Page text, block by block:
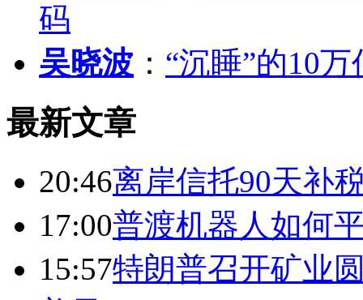
码
吴晓波 ： “沉睡”的10
最新文章
20:46离岸信托90天补
17:00普渡机器人如何
15:57特朗普召开矿业